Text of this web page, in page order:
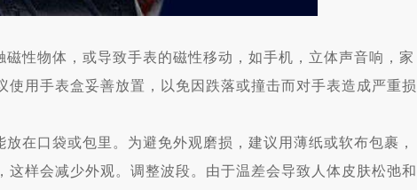
性物体，或导致手表的磁性移动，如手机，立体声音响，家
使用手表盒妥善放置，以免因跌落或撞击而对手表造成严重损
在口袋或包里。为避免外观磨损，建议用薄纸或软布包裹，
这样会减少外观。调整波段。由于温差会导致人体皮肤松弛和